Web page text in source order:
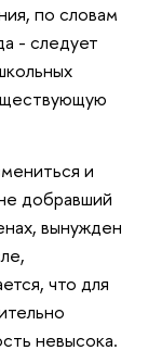
по словам
- следует
и
добравший
вынужден
что для
невысока.